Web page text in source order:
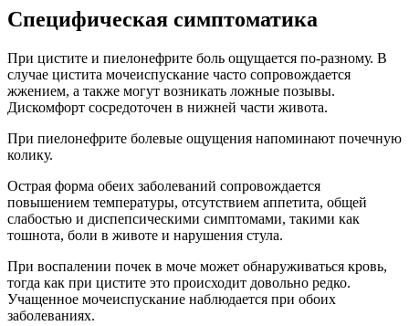
Специфическая симптоматика
При цистите и пиелонефрите боль ощущается по-разному. В
случае цистита мочеиспускание часто сопровождается
жжением, а также могут возникать ложные позывы.
Дискомфорт сосредоточен в нижней части живота.
При пиелонефрите болевые ощущения напоминают почечную
колику.
Острая форма обеих заболеваний сопровождается
повышением температуры, отсутствием аппетита, общей
слабостью и диспепсическими симптомами, такими как
тошнота, боли в животе и нарушения стула.
При воспалении почек в моче может обнаруживаться кровь,
тогда как при цистите это происходит довольно редко.
Учащенное мочеиспускание наблюдается при обоих
заболеваниях.